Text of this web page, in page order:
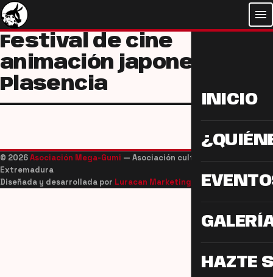
menu
INICIO
HAZTE
Festival de cine
animación japonesa
Plasencia
© 2026Asociación Mega-Gumi — Asociación cultural juvenil de
Extremadura
Diseñada y desarrollada por Luracan Marketing